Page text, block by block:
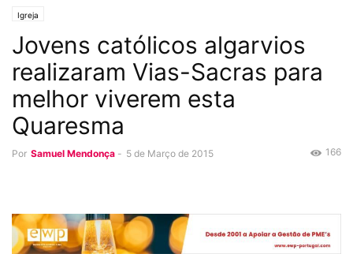
Igreja
Jovens católicos algarvios
realizaram Vias-Sacras para
melhor viverem esta
Quaresma
Por Samuel Mendonça - 5 de Março de 2015 166